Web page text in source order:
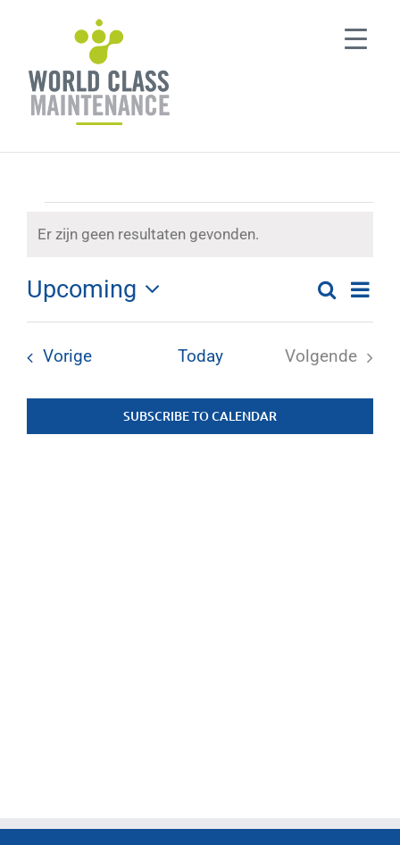
Evenementen
Notice
Er zijn geen resultaten gevonden.
Zoeken
Zoeken
List
Upcoming
Selecteer
een
datum
VorigeEvenementenToday
Volgende
SUBSCRIBE TO CALENDAR